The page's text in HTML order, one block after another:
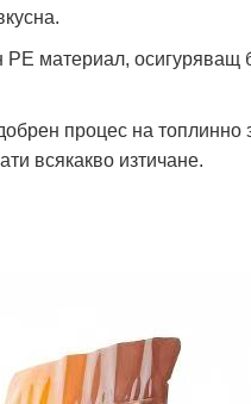
материал, осигуряващ
процес на топлинно
всякакво изтичане.